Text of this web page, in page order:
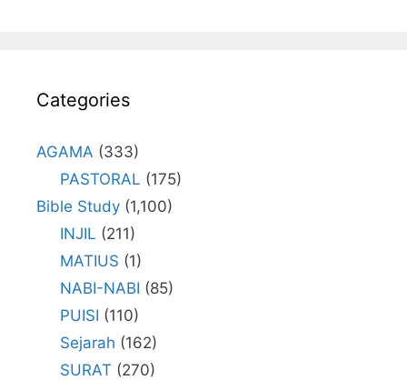
Categories
AGAMA (333)
PASTORAL (175)
Bible Study (1,100)
INJIL (211)
MATIUS (1)
NABI-NABI (85)
PUISI (110)
Sejarah (162)
SURAT (270)